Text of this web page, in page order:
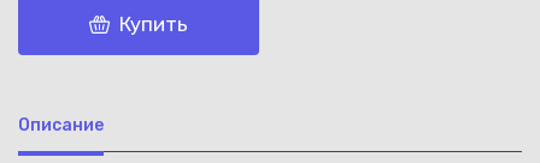
Купить
Описание